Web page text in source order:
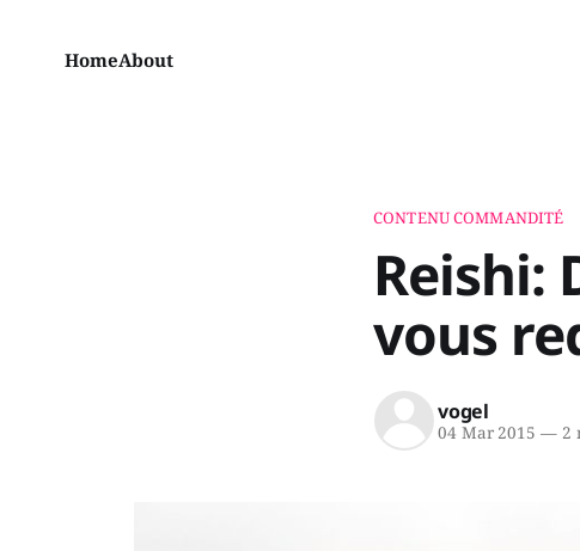
HomeAbout
CONTENU COMMANDITÉ
Reishi:
vous
vogel
04 Mar 2015 —2